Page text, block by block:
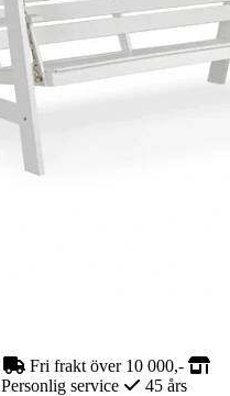
Fri frakt över 10 000,-
Personlig service
45 års